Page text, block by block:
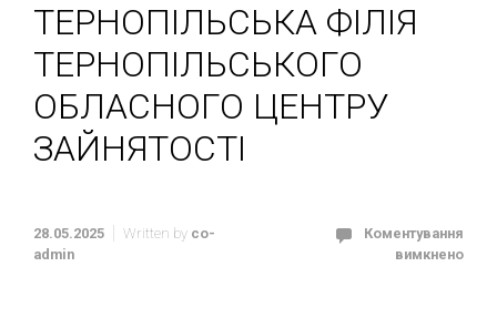
ТЕРНОПІЛЬСЬКА ФІЛІЯ
ТЕРНОПІЛЬСЬКОГО
ОБЛАСНОГО ЦЕНТРУ
ЗАЙНЯТОСТІ
28.05.2025 Written by co-
admin
Коментування
вимкнено